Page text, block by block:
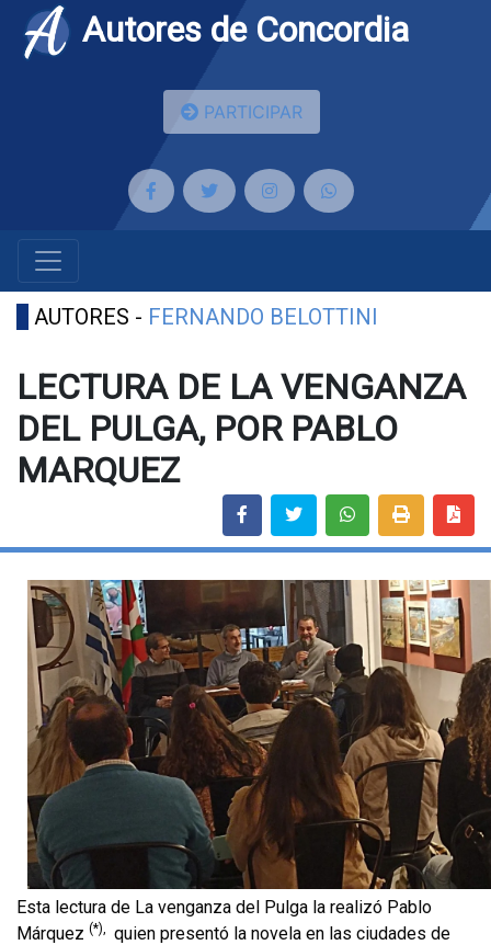
Autores de Concordia
PARTICIPAR
AUTORES - FERNANDO BELOTTINI
LECTURA DE LA VENGANZA
DEL PULGA, POR PABLO
MARQUEZ
Esta lectura de La venganza del Pulga la realizó Pablo
Márquez (*),
quien presentó la novela en las ciudades de